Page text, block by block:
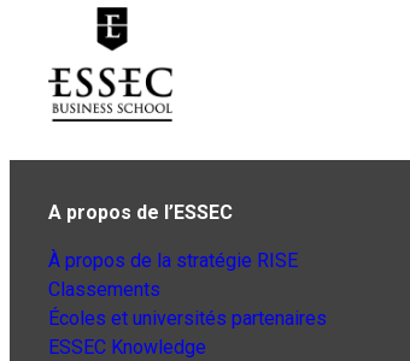
A propos de l’ESSEC
À propos de la stratégie RISE
Classements
Écoles et universités partenaires
ESSEC Knowledge